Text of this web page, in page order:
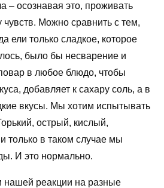
– осознавая это, проживать
Можно сравнить с тем,
ели только сладкое, которое
было бы несварение и
в любое блюдо, чтобы
добавляет к сахару соль, а в
вкусы. Мы хотим испытывать
острый, кислый,
только в таком случае мы
И это нормально.
нашей реакции на разные